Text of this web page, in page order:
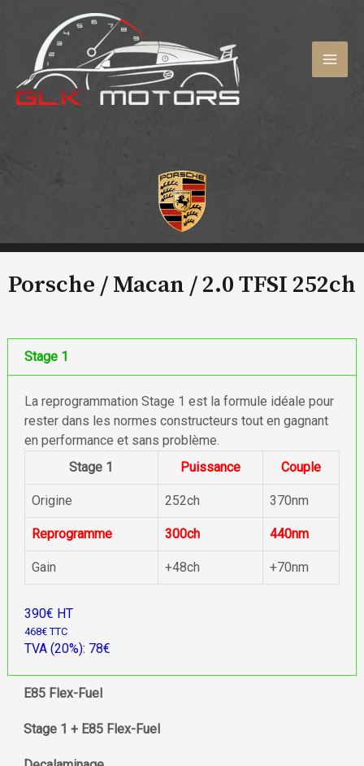
contenu
Porsche / Macan /2.0 TFSI 252ch
Stage 1
La reprogrammation Stage 1 est la formule idéale pour
rester dans les normes constructeurs tout en gagnant
en performance et sans problème.
Stage 1
Puissance Couple
Origine 252ch 370nm
Reprogramme 300ch 440nm
Gain +48ch +70nm
390€ HT
468€ TTC
TVA (20%): 78€
E85 Flex-Fuel
Stage 1 + E85 Flex-Fuel